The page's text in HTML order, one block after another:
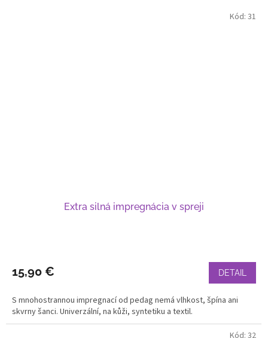
Extra silná impregnácia v spreji
15,90 € DETAIL
S mnohostrannou impregnací od pedag nemá vlhkost, špína ani
skvrny šanci. Univerzální, na kůži, syntetiku a textil.
Kód: 31